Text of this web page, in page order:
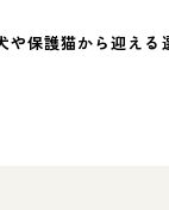
保護猫から迎える